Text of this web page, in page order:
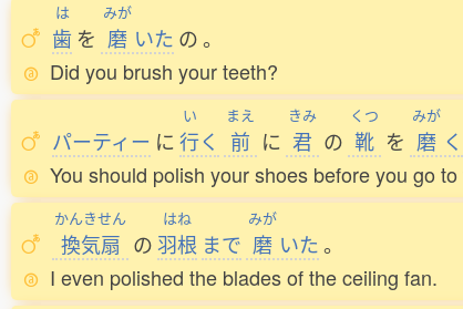
は
歯 を
みが
磨 いた の。
Did you brush your teeth?
パーティー に
い
行く
まえ
前 に
きみ
君 の
くつ
靴 を
みが
磨 く
You should polish your shoes before you go
かんきせん
換気扇 の
はね
羽根 まで
みが
磨 いた。
I even polished the blades of the ceiling fan.